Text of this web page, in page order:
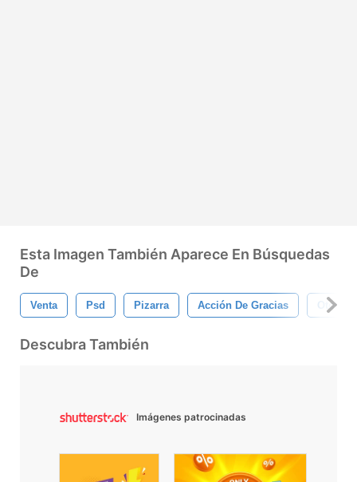
Esta Imagen También Aparece En Búsquedas
De
Venta Psd Pizarra Acción De Gracias Otoño
Descubra También
Imágenes patrocinadas